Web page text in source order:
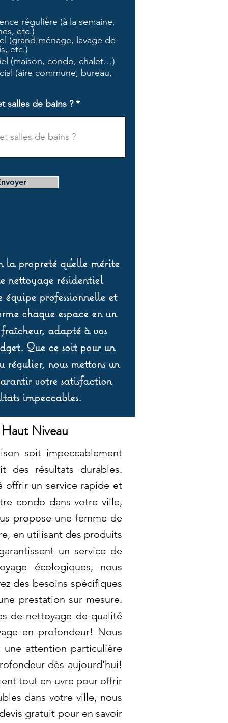
i
a
o
i
régulière (à la semaine,
etc.)
(grand ménage, lavage de
etc.)
(maison, condo, chalet…)
(aire commune, bureau,
salles de bains ?
propreté qu’elle mérite
nettoyage résidentiel
professionnelle et
chaque espace en un
adapté à vos
Que ce soit pour un
régulier, nous mettons un
votre satisfaction
impeccables.
Niveau
soit impeccablement
des résultats durables.
offrir un service rapide et
condo dans votre ville,
propose une femme de
en utilisant des produits
un service de
écologiques, nous
des besoins spécifiques
prestation sur mesure.
de nettoyage de qualité
en profondeur! Nous
attention particulière
dès aujourd'hui!
tout en uvre pour offrir
dans votre ville, nous
gratuit pour en savoir